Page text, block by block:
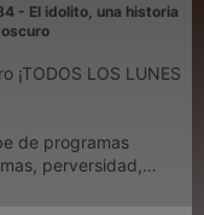
- El idolito, una historia
¡TODOS LOS LUNES
de programas
perversidad,
de relatos